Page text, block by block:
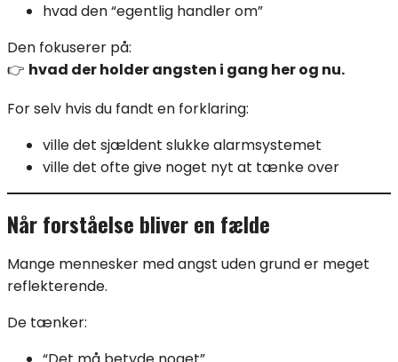
hvad den “egentlig handler om”
Den fokuserer på:
👉 hvad der holder angsten i gang her og nu.
For selv hvis du fandt en forklaring:
ville det sjældent slukke alarmsystemet
ville det ofte give noget nyt at tænke over
Når forståelse bliver en fælde
Mange mennesker med angst uden grund er meget
reflekterende.
De tænker: